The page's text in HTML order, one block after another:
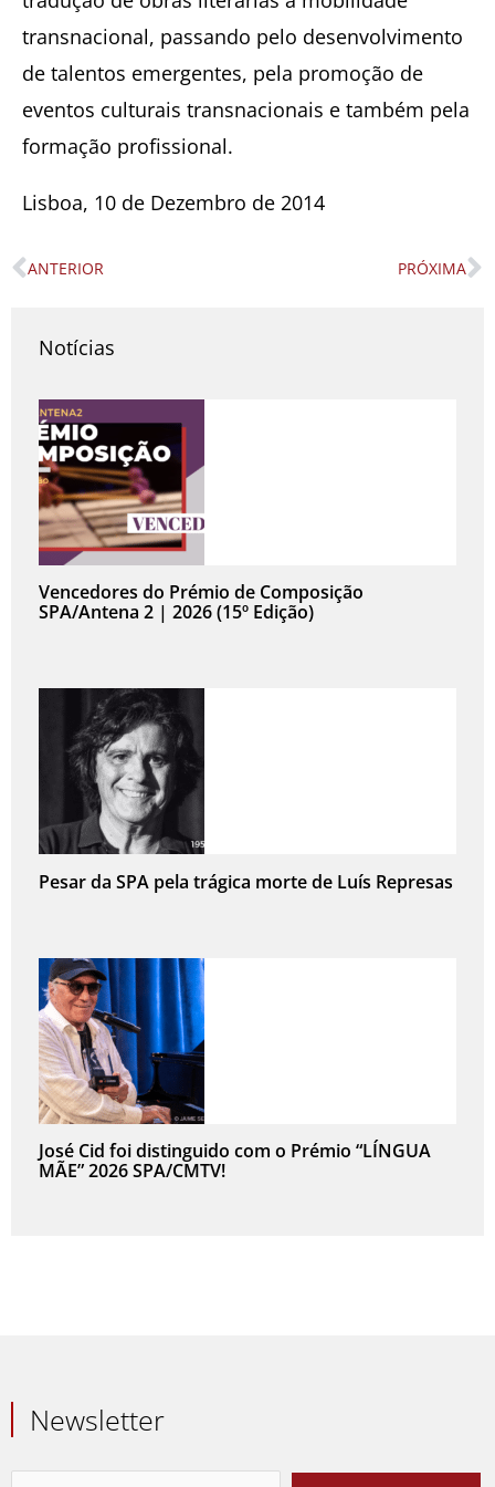
transnacional, passando pelo desenvolvimento
de talentos emergentes, pela promoção de
eventos culturais transnacionais e também pela
formação profissional.
Lisboa, 10 de Dezembro de 2014
Prev
ANTERIOR PRÓXIMA
Notícias
Vencedores do Prémio de Composição
SPA/Antena 2 | 2026 (15º Edição)
Pesar da SPA pela trágica morte de Luís Represas
José Cid foi distinguido com o Prémio “LÍNGUA
MÃE” 2026 SPA/CMTV!
Newsletter